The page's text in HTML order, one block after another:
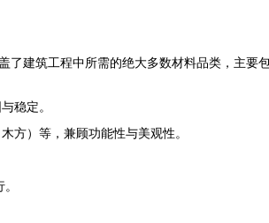
了建筑工程中所需的绝大多数材料品类，主要
稳定。
方）等，兼顾功能性与美观性。